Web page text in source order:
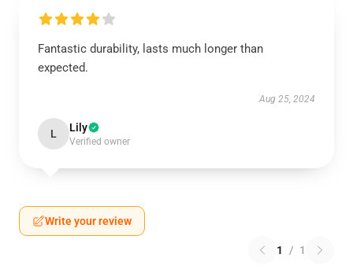
Fantastic durability, lasts much longer than
expected.
Aug 25, 2024
L Lily
Verified owner
Write your review
1 / 1